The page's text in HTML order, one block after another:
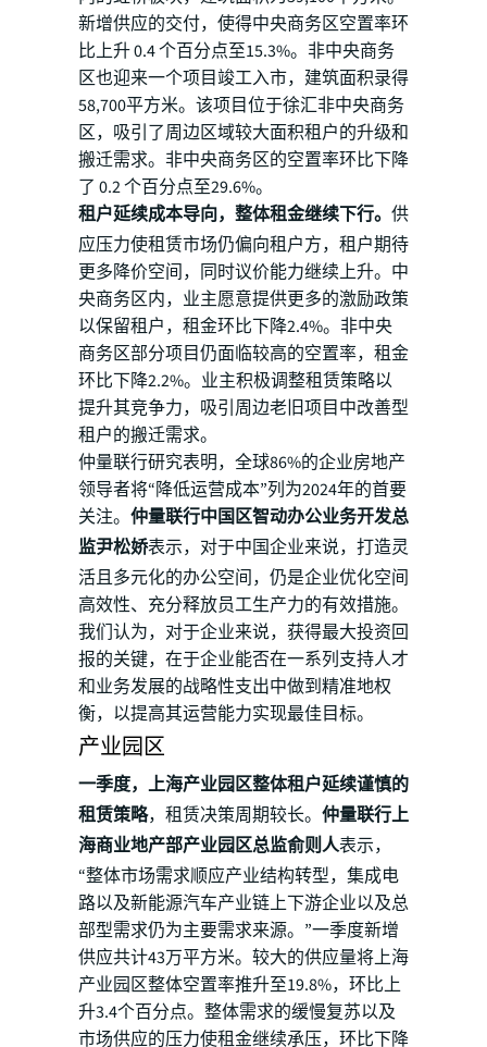
新增供应的交付，使得中央商务区空置率环
比上升 0.4 个百分点至15.3%。非中央商务
区也迎来一个项目竣工入市，建筑面积录得
58,700平方米。该项目位于徐汇非中央商务
区，吸引了周边区域较大面积租户的升级和
搬迁需求。非中央商务区的空置率环比下降
了 0.2 个百分点至29.6%。
租户延续成本导向，整体租金继续下行。 供
应压力使租赁市场仍偏向租户方，租户期待
更多降价空间，同时议价能力继续上升。中
央商务区内，业主愿意提供更多的激励政策
以保留租户，租金环比下降2.4%。非中央
商务区部分项目仍面临较高的空置率，租金
环比下降2.2%。业主积极调整租赁策略以
提升其竞争力，吸引周边老旧项目中改善型
租户的搬迁需求。
仲量联行研究表明，全球86%的企业房地产
领导者将“降低运营成本”列为2024年的首要
关注。 仲量联行中国区智动办公业务开发总
监尹松娇表示，对于中国企业来说，打造灵
活且多元化的办公空间，仍是企业优化空间
高效性、充分释放员工生产力的有效措施。
我们认为，对于企业来说，获得最大投资回
报的关键，在于企业能否在一系列支持人才
和业务发展的战略性支出中做到精准地权
衡，以提高其运营能力实现最佳目标。
产业园区
一季度，上海产业园区整体租户延续谨慎的
租赁策略，租赁决策周期较长。 仲量联行上
海商业地产部产业园区总监俞则人表示，
“整体市场需求顺应产业结构转型，集成电
路以及新能源汽车产业链上下游企业以及总
部型需求仍为主要需求来源。”一季度新增
供应共计43万平方米。较大的供应量将上海
产业园区整体空置率推升至19.8%，环比上
升3.4个百分点。整体需求的缓慢复苏以及
市场供应的压力使租金继续承压，环比下降